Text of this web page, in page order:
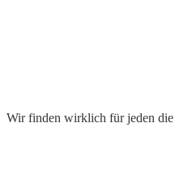
Wir finden wirklich für jeden die